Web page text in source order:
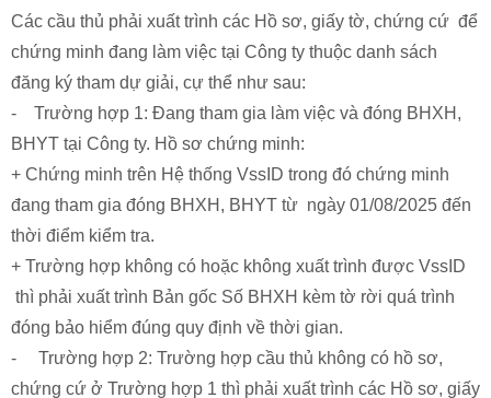
Các cầu thủ phải xuất trình các Hồ sơ, giấy tờ, chứng cứ để
chứng minh đang làm việc tại Công ty thuộc danh sách
đăng ký tham dự giải, cự thể như sau:
- Trường hợp 1: Đang tham gia làm việc và đóng BHXH,
BHYT tại Công ty. Hồ sơ chứng minh:
+ Chứng minh trên Hệ thống VssID trong đó chứng minh
đang tham gia đóng BHXH, BHYT từ ngày 01/08/2025 đến
thời điểm kiểm tra.
+ Trường hợp không có hoặc không xuất trình được VssID
thì phải xuất trình Bản gốc Số BHXH kèm tờ rời quá trình
đóng bảo hiểm đúng quy định về thời gian.
- Trường hợp 2: Trường hợp cầu thủ không có hồ sơ,
chứng cứ ở Trường hợp 1 thì phải xuất trình các Hồ sơ, giấy